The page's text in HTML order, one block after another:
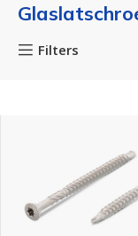
Filters